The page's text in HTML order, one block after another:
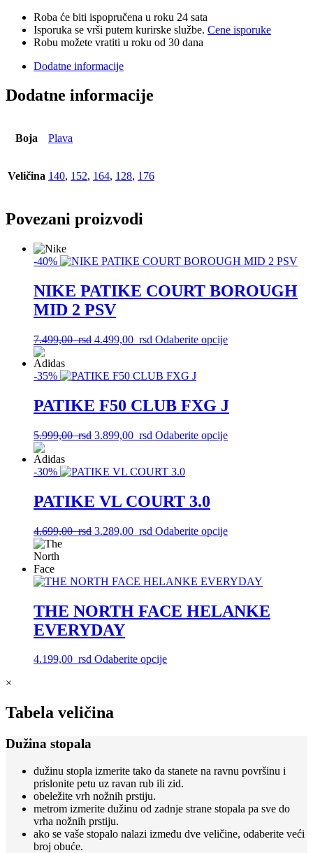
BG
količina
Roba će biti ispopručena u roku 24 sata
Isporuka se vrši putem kurirske službe. Cene isporuke
Robu možete vratiti u roku od 30 dana
Dodatne informacije
Dodatne informacije
Boja Plava
Veličina 140, 152, 164, 128, 176
Povezani proizvodi
-40%
NIKE PATIKE COURT BOROUGH
MID 2 PSV
7.499,00rsd Originalna
bila:
rsd.
4.499,00 rsd Trenutna
4.499,00
Odaberite opcijeOvaj
Opcije
mogu
izabrane
-35%
PATIKE F50 CLUB FXG J
5.999,00rsd Originalna
bila:
rsd.
3.899,00 rsd Trenutna
3.899,00
Odaberite opcijeOvaj
izabrane
-30%
PATIKE VL COURT 3.0
4.699,00rsd Originalna
4.699,00
3.289,00 rsd Trenutna
rsd.
Odaberite opcijeOvaj
varijanti.
mogu
biti
THE NORTH FACE HELANKE
EVERYDAY
4.199,00 rsd Odaberite opcijeOvaj
na
stranici
×
Tabela veličina
Dužina stopala
dužinu stopla izmerite tako da stanete na ravnu površinu i
prislonite petu uz ravan rub ili zid.
obeležite vrh nožnih prstiju.
metrom izmerite dužinu od zadnje strane stopala pa sve do
vrha nožnih prstiju.
ako se vaše stopalo nalazi između dve veličine, odaberite veći
broj obuće.